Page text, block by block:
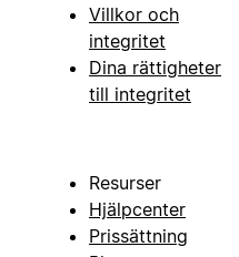
Villkor och
integritet
Dina rättigheter
till integritet
Resurser
Hjälpcenter
Prissättning